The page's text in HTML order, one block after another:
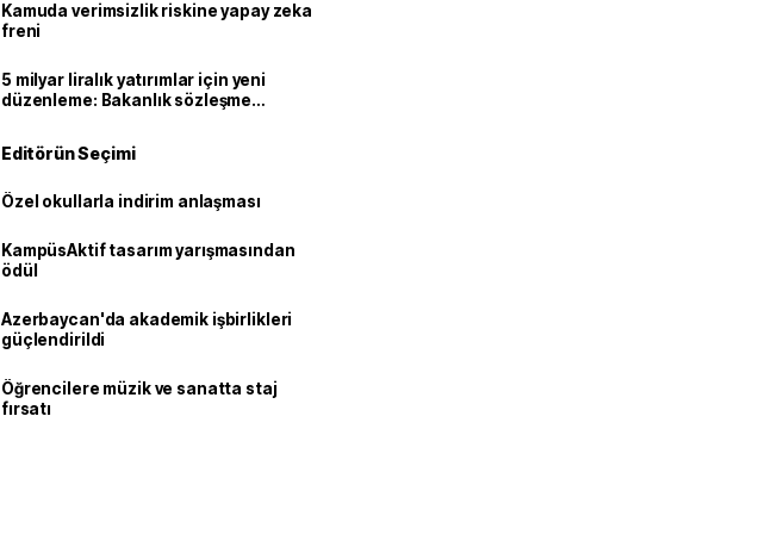
Kamuda verimsizlik riskine yapay zeka
freni
5 milyar liralık yatırımlar için yeni
düzenleme: Bakanlık sözleşme
Editörün Seçimi
Özel okullarla indirim anlaşması
KampüsAktif tasarım yarışmasından
ödül
Azerbaycan'da akademik işbirlikleri
güçlendirildi
Öğrencilere müzik ve sanatta staj
fırsatı